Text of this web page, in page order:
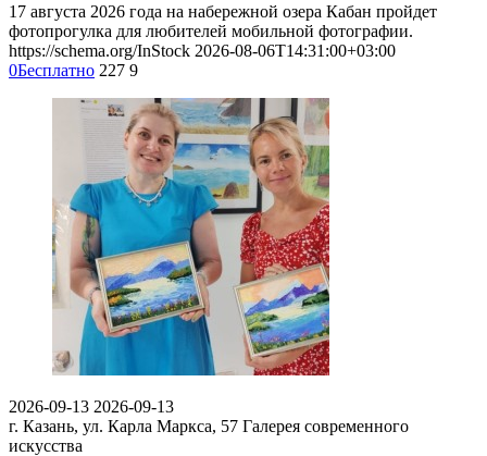
17 августа 2026 года на набережной озера Кабан пройдет
фотопрогулка для любителей мобильной фотографии.
https://schema.org/InStock 2026-08-06T14:31:00+03:00
0Бесплатно 227 9
2026-09-13 2026-09-13
г. Казань, ул. Карла Маркса, 57 Галерея современного
искусства